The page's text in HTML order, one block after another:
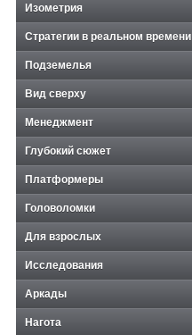
Изометрия
Стратегии в реальном времени
Подземелья
Вид сверху
Менеджмент
Глубокий сюжет
Платформеры
Головоломки
Для взрослых
Исследования
Аркады
Нагота